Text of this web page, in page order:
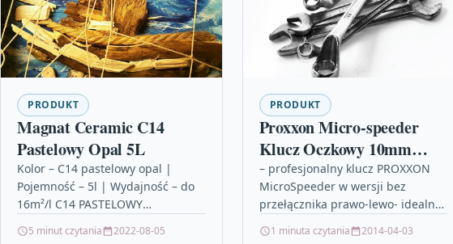
PRODUKT
Magnat Ceramic C14
Pastelowy Opal 5L
Kolor – C14 pastelowy opal |
Pojemność – 5l | Wydajność – do
16m²/l C14 PASTELOWY
ciepłeKolory uzupełniające: C16
5 minut czytania 2022-08-05
PRODUKT
Proxxon Micro-speeder
Klucz Oczkowy 10mm
Pr23259
– profesjonalny klucz PROXXON
MicroSpeeder w wersji bez
przełącznika prawo-lewo- idealny
przestrzeniach- wytworzone ze
1 minuta czytania 2014-04-03